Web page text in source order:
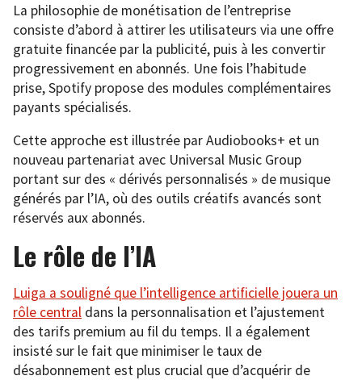
La philosophie de monétisation de l’entreprise
consiste d’abord à attirer les utilisateurs via une offre
gratuite financée par la publicité, puis à les convertir
progressivement en abonnés. Une fois l’habitude
prise, Spotify propose des modules complémentaires
payants spécialisés.
Cette approche est illustrée par Audiobooks+ et un
nouveau partenariat avec Universal Music Group
portant sur des « dérivés personnalisés » de musique
générés par l’IA, où des outils créatifs avancés sont
réservés aux abonnés.
Le rôle de l’IA
Luiga a souligné que l’intelligence artificielle jouera un
rôle central dans la personnalisation et l’ajustement
des tarifs premium au fil du temps. Il a également
insisté sur le fait que minimiser le taux de
désabonnement est plus crucial que d’acquérir de